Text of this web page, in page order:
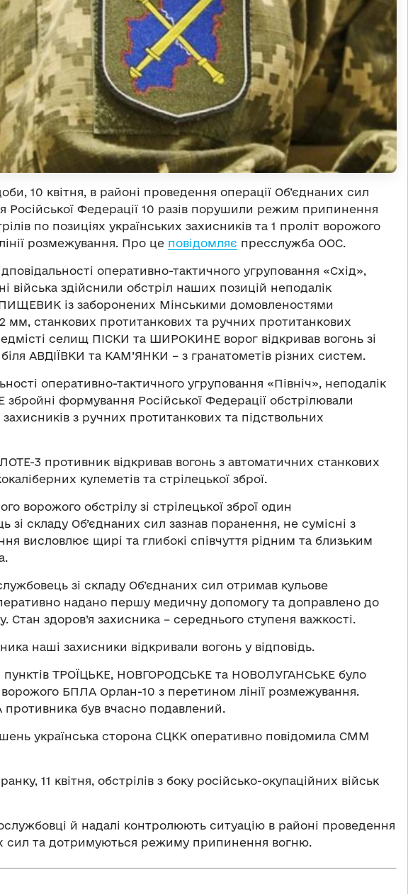
10 квітня, в районі проведення операції Об’єднаних сил
Російської Федерації 10 разів порушили режим припинення
по позиціях українських захисників та 1 проліт ворожого
розмежування. Про це повідомляє пресслужба ООС.
оперативно-тактичного угруповання «Схід»,
війська здійснили обстріл наших позицій неподалік
із заборонених Мінськими домовленостями
мм, станкових протитанкових та ручних протитанкових
селищ ПІСКИ та ШИРОКИНЕ ворог відкривав вогонь зі
біля АВДІЇВКИ та КАМ’ЯНКИ – з гранатометів різних систем.
оперативно-тактичного угруповання «Північ», неподалік
формування Російської Федерації обстрілювали
захисників з ручних протитанкових та підствольних
3 противник відкривав вогонь з автоматичних станкових
кулеметів та стрілецької зброї.
ворожого обстрілу зі стрілецької зброї один
зі складу Об’єднаних сил зазнав поранення, не сумісні з
висловлює щирі та глибокі співчуття рідним та близьким
зі складу Об’єднаних сил отримав кульове
надано першу медичну допомогу та доправлено до
Стан здоров’я захисника – середнього ступеня важкості.
наші захисники відкривали вогонь у відповідь.
пунктів ТРОЇЦЬКЕ, НОВГОРОДСЬКЕ та НОВОЛУГАНСЬКЕ було
ворожого БПЛА Орлан-10 з перетином лінії розмежування.
був вчасно подавлений.
українська сторона СЦКК оперативно повідомила СММ
11 квітня, обстрілів з боку російсько-окупаційних військ
й надалі контролюють ситуацію в районі проведення
сил та дотримуються режиму припинення вогню.